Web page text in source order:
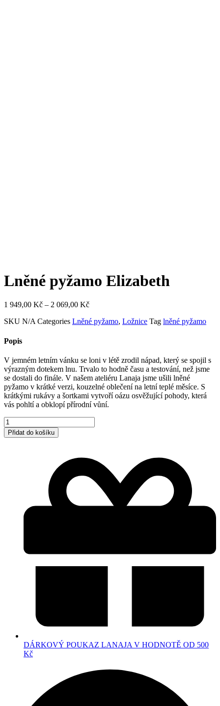
Lněné pyžamo Elizabeth
1 949,00 Kč – 2 069,00 KčRozpětí
1
069,00 Kč
SKU N/ACategories Lněné pyžamo, Ložnice Tag lněné pyžamo
Popis
V jemném letním vánku se loni v létě zrodil nápad, který se spojil s
výrazným dotekem lnu. Trvalo to hodně času a testování, než jsme
se dostali do finále. V našem ateliéru Lanaja jsme ušili lněné
pyžamo v krátké verzi, kouzelné oblečení na letní teplé měsíce. S
krátkými rukávy a šortkami vytvoří oázu osvěžující pohody, která
vás pohltí a obklopí přírodní vůní.
Lněné
pyžamo
Elizabeth
Přidat do košíku
DÁRKOVÝ POUKAZ LANAJA V HODNOTĚ OD 500
Kč